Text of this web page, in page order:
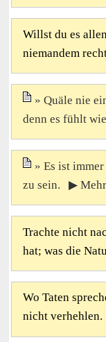
Willst du es
niemandem
Quäle nie
denn es fühlt
Es ist
zu sein. ▶
Trachte nicht
hat; was die
Wo Taten
nicht verhehlen.